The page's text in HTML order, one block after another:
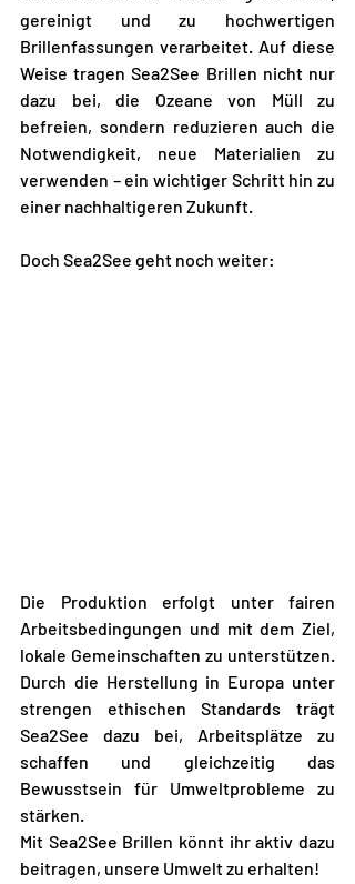
gereinigt und zu hochwertigen
Brillenfassungen verarbeitet. Auf diese
Weise tragen Sea2See Brillen nicht nur
dazu bei, die Ozeane von Müll zu
befreien, sondern reduzieren auch die
Notwendigkeit, neue Materialien zu
verwenden – ein wichtiger Schritt hin zu
einer nachhaltigeren Zukunft.
Doch Sea2See geht noch weiter:
Die Produktion erfolgt unter fairen
Arbeitsbedingungen und mit dem Ziel,
lokale Gemeinschaften zu unterstützen.
Durch die Herstellung in Europa unter
strengen ethischen Standards trägt
Sea2See dazu bei, Arbeitsplätze zu
schaffen und gleichzeitig das
Bewusstsein für Umweltprobleme zu
stärken.
Mit Sea2See Brillen könnt ihr aktiv dazu
beitragen, unsere Umwelt zu erhalten!